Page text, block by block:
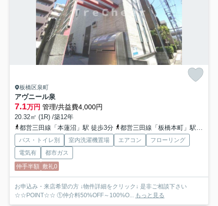
板橋区泉町
アヴニール泉
7.1万円 管理/共益費4,000円
20.32㎡ (1R) /築12年
都営三田線「本蓮沼」駅 徒歩3分
都営三田線「板橋本町」駅 徒歩11分
バス・トイレ別 室内洗濯機置場 エアコン
フローリング
電気有
都市ガス
仲手半額 敷礼0
お申込み・来店希望の方 ↓物件詳細をクリック↓ 是非ご相談下さい
☆☆POINT☆☆ ①仲介料50%OFF～100%O... もっと見る